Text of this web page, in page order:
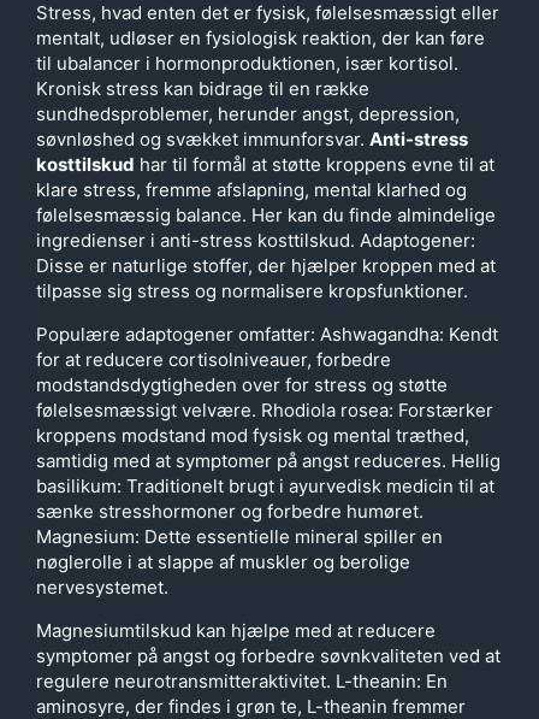
Stress, hvad enten det er fysisk, følelsesmæssigt eller
mentalt, udløser en fysiologisk reaktion, der kan føre
til ubalancer i hormonproduktionen, især kortisol.
Kronisk stress kan bidrage til en række
sundhedsproblemer, herunder angst, depression,
søvnløshed og svækket immunforsvar. Anti-stress
kosttilskud har til formål at støtte kroppens evne til at
klare stress, fremme afslapning, mental klarhed og
følelsesmæssig balance. Her kan du finde almindelige
ingredienser i anti-stress kosttilskud. Adaptogener:
Disse er naturlige stoffer, der hjælper kroppen med at
tilpasse sig stress og normalisere kropsfunktioner.
Populære adaptogener omfatter: Ashwagandha: Kendt
for at reducere cortisolniveauer, forbedre
modstandsdygtigheden over for stress og støtte
følelsesmæssigt velvære. Rhodiola rosea: Forstærker
kroppens modstand mod fysisk og mental træthed,
samtidig med at symptomer på angst reduceres. Hellig
basilikum: Traditionelt brugt i ayurvedisk medicin til at
sænke stresshormoner og forbedre humøret.
Magnesium: Dette essentielle mineral spiller en
nøglerolle i at slappe af muskler og berolige
nervesystemet.
Magnesiumtilskud kan hjælpe med at reducere
symptomer på angst og forbedre søvnkvaliteten ved at
regulere neurotransmitteraktivitet. L-theanin: En
aminosyre, der findes i grøn te, L-theanin fremmer